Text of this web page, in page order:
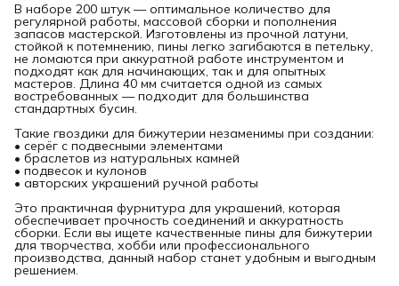
В наборе 200 штук — оптимальное количество для
регулярной работы, массовой сборки и пополнения
запасов мастерской. Изготовлены из прочной латуни,
стойкой к потемнению, пины легко загибаются в петельку,
не ломаются при аккуратной работе инструментом и
подходят как для начинающих, так и для опытных
мастеров. Длина 40 мм считается одной из самых
востребованных — подходит для большинства
стандартных бусин.
Такие гвоздики для бижутерии незаменимы при создании:
• серёг с подвесными элементами
• браслетов из натуральных камней
• подвесок и кулонов
• авторских украшений ручной работы
Это практичная фурнитура для украшений, которая
обеспечивает прочность соединений и аккуратность
сборки. Если вы ищете качественные пины для бижутерии
для творчества, хобби или профессионального
производства, данный набор станет удобным и выгодным
решением.